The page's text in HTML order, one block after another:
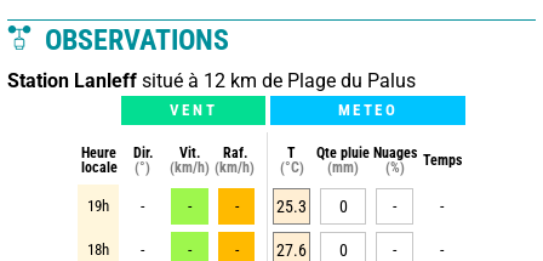
OBSERVATIONS
Station Lanleff situé à 12 km de Plage du Palus
VENT METEO
Heure
locale
Dir.
(°)
Vit.
(km/h)
Raf.
(km/h)
T
(°C)
Qte pluie
(mm)
Nuages
(%)
Temps
19h - - - 25.3 0 - -
18h - - - 27.6 0 - -